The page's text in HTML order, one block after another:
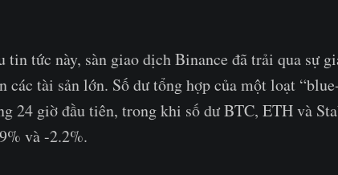
tin tức này, sàn giao dịch Binance đã trải qua sự
các tài sản lớn. Số dư tổng hợp của một loạt
24 giờ đầu tiên, trong khi số dư BTC, ETH và
và -2.2%.